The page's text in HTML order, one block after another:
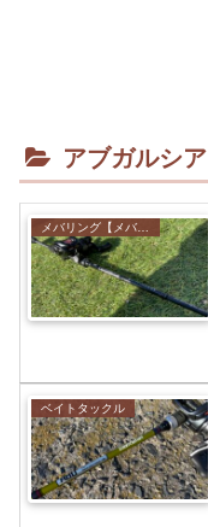
アブガルシア
ベイトタックル